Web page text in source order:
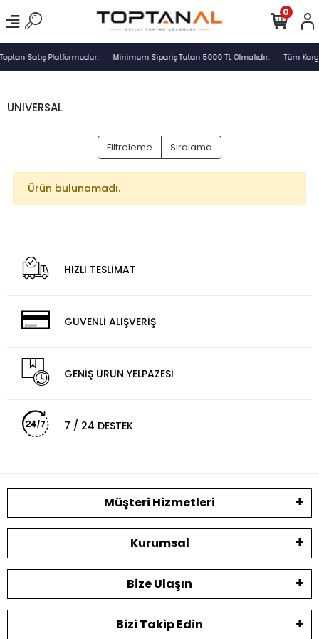
Satış Platformudur. Minimum Sipariş Tutarı 5000 TL Olmalıdır. Tüm
0
UNIVERSAL
Filtreleme Sıralama
Ürün bulunamadı.
HIZLI TESLİMAT
GÜVENLİ ALIŞVERİŞ
GENİŞ ÜRÜN YELPAZESİ
7 / 24 DESTEK
Müşteri Hizmetleri
Kurumsal
Bize Ulaşın
Bizi Takip Edin